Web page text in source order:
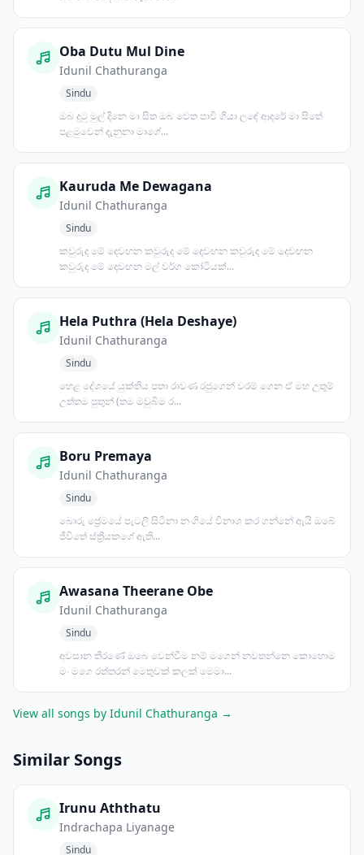
Oba Dutu Mul Dine
Idunil Chathuranga
Sindu
ඔබ දුටු මුල් දිනෙ මා සිත ඔබ වෙත පාවි ගියා ලඳේ ආදරේ මා සිතේ
පළමුවෙන් දැනුනා මාගේ...
Kauruda Me Dewagana
Idunil Chathuranga
Sindu
කවුරුද මේ දෙවඟන කවුරුද මේ දෙවඟන කවුරුද මේ දෙවඟන
කවුරුද මේ දෙවඟන මල් වර්ග කෝටියක්...
Hela Puthra (Hela Deshaye)
Idunil Chathuranga
Sindu
හෙළ දේශයේ යුක්තිය පතා රාවණ රජුගෙන් වරම් ගෙන ඒ මහ උතුම්
උත්තම පුතුන් (තම මවුබිම ර...
Boru Premaya
Idunil Chathuranga
Sindu
බොරු ප්‍රේමයේ පැටලි සිටිනා නංගියේ විනාශ කර ගන්නේ ඇයි ඔබේ
ජීවිතේ ස්ත්‍රීයකගේ ඇති...
Awasana Theerane Obe
Idunil Chathuranga
Sindu
අවසාන තීරණේ ඔබෙ වෙන්වීම නම් මගෙන් නවතන්නෙ කොහොම
මං මගෙ රත්තරන් මෙතුවක් කලක් මෙමා...
View all songs by Idunil Chathuranga →
Similar Songs
Irunu Aththatu
Indrachapa Liyanage
Sindu